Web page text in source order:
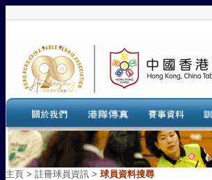
主頁 > 註冊球員資訊 > 球員資料搜尋